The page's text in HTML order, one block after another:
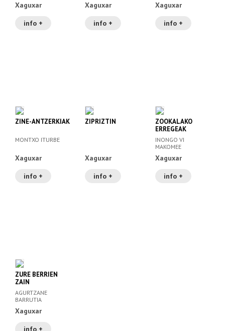
Xaguxar
info +
Xaguxar
info +
Xaguxar
info +
ZINE-ANTZERKIAK
MONTXO ITURBE
Xaguxar
info +
ZIPRIZTIN
Xaguxar
info +
ZOOKALAKO
ERREGEAK
INONGO VI
MAKOMEE
Xaguxar
info +
ZURE BERRIEN
ZAIN
AGURTZANE
BARRUTIA
Xaguxar
info +